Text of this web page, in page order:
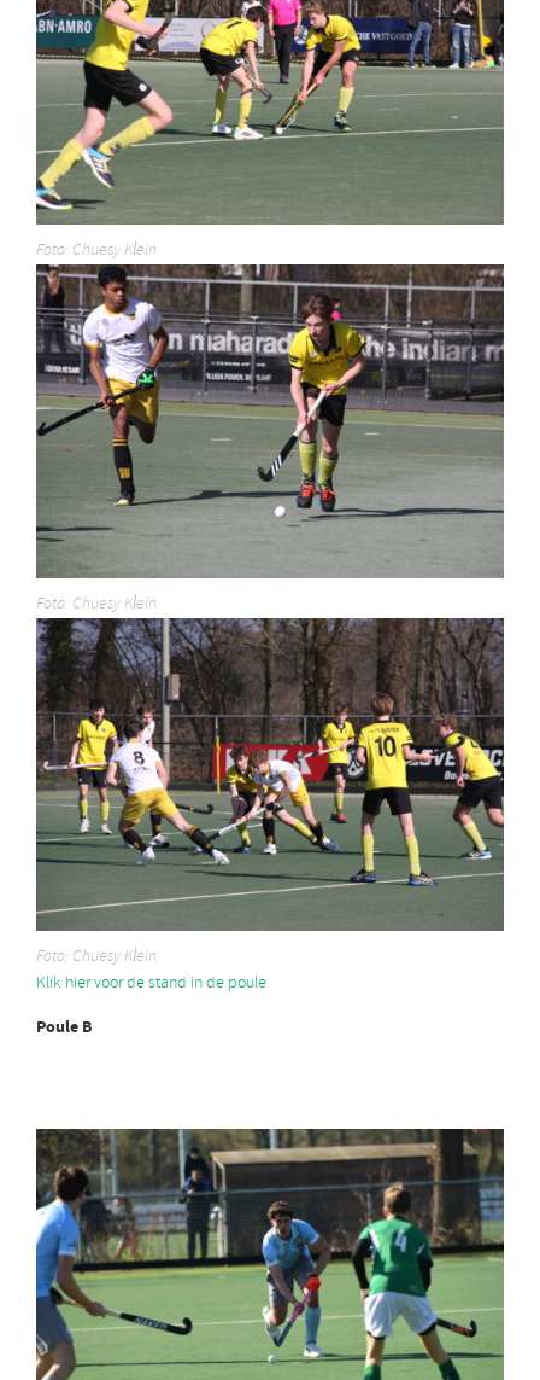
Foto: Chuesy Klein
Foto: Chuesy Klein
Foto: Chuesy Klein
Klik hier voor de stand in de poule
Poule B